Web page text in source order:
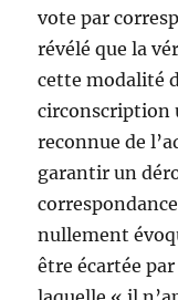
vote par
révélé que la
cette modalité
circonscription
reconnue de
garantir un
nullement
être écartée